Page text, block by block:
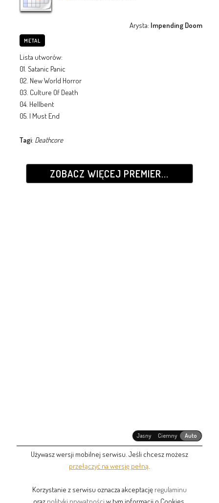
Arysta: Impending Doom
METAL
Lista utworów:
01. Satanic Panic
02. New World Horror
03. Culture Of Death
04. Hellbent
05. I Must End
Tagi: Deathcore
ZOBACZ WIĘCEJ PREMIER...
Jasny Ciemny Auto
Używasz wersji mobilnej serwisu. Jeśli chcesz możesz
przełączyć na wersję pełną
Korzystanie z serwisu oznacza akceptację regulaminu
oraz polityki prywatności w tym informacji o Cookies.